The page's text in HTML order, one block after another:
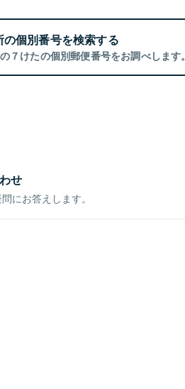
の個別番号を検索する
７けたの個別郵便番号をお調べします。
せ
にお答えします。